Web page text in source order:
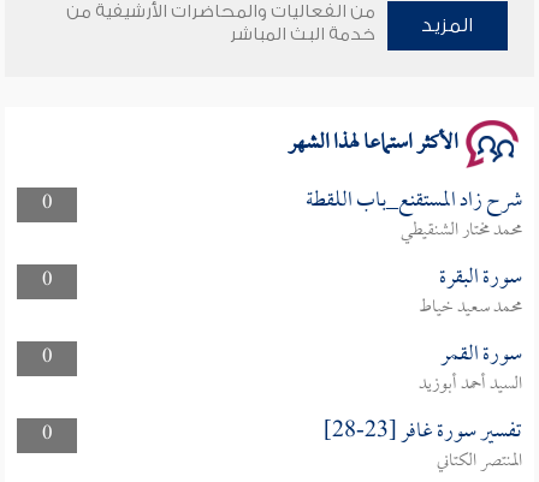
وأمنهم من خوف 9
المزيد
من الفعاليات والمحاضرات الأرشيفية من
خدمة البث المباشر
الأكثر استماعا لهذا الشهر
0 شرح زاد المستقنع_باب اللقطة
محمد مختار الشنقيطي
0
سورة البقرة
محمد سعيد خياط
0
سورة القمر
السيد أحمد أبوزيد
0
تفسير سورة غافر [23-28]
المنتصر الكتاني